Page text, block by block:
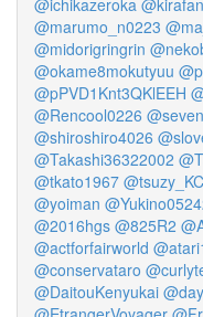
@ichikazeroka
@marumo_n0223
@midorigringrin
@okame8mokutyuu
@pPVD1Knt3QKlEEH
@Rencool0226
@shiroshiro4026
@Takashi36322002
@tkato1967
@yoiman
@2016hgs @825R2
@actforfairworld
@conservataro
@DaitouKenyukai